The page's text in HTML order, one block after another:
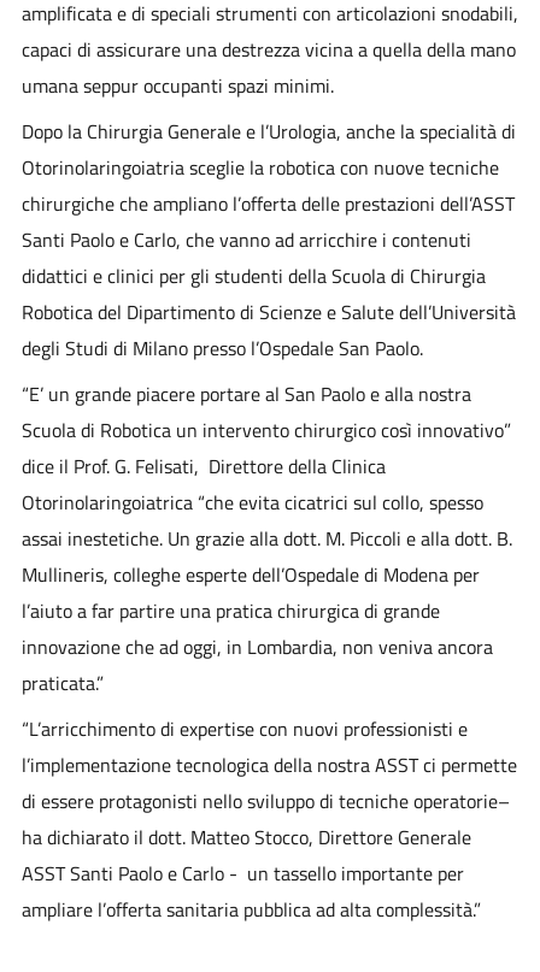
amplificata e di speciali strumenti con articolazioni snodabili,
capaci di assicurare una destrezza vicina a quella della mano
umana seppur occupanti spazi minimi.
Dopo la Chirurgia Generale e l’Urologia, anche la specialità di
Otorinolaringoiatriasceglie la robotica con nuove tecniche
chirurgiche che ampliano l’offerta delle prestazioni dell’ASST
Santi Paolo e Carlo, che vanno ad arricchire i contenuti
didattici e clinici per gli studenti della Scuola di Chirurgia
Robotica del Dipartimento di Scienze e Salute dell’Università
degli Studi di Milano presso l’Ospedale San Paolo.
“E’ un grande piacere portare al San Paolo e alla nostra
Scuola di Robotica un intervento chirurgico così innovativo”
dice il Prof. G. Felisati, Direttore della Clinica
Otorinolaringoiatrica “che evita cicatrici sul collo, spesso
assai inestetiche. Un grazie alla dott. M. Piccoli e alla dott. B.
Mullineris, colleghe esperte dell’Ospedale di Modena per
l’aiuto a far partire una pratica chirurgica di grande
innovazione che ad oggi, in Lombardia, non veniva ancora
praticata.”
“L’arricchimento di expertise con nuovi professionisti e
l’implementazione tecnologica della nostra ASST ci permette
di essere protagonisti nello sviluppo di tecniche operatorie–
ha dichiarato il dott. Matteo Stocco, Direttore Generale
ASST Santi Paolo e Carlo - un tassello importante per
ampliare l’offerta sanitaria pubblica ad alta complessità.”